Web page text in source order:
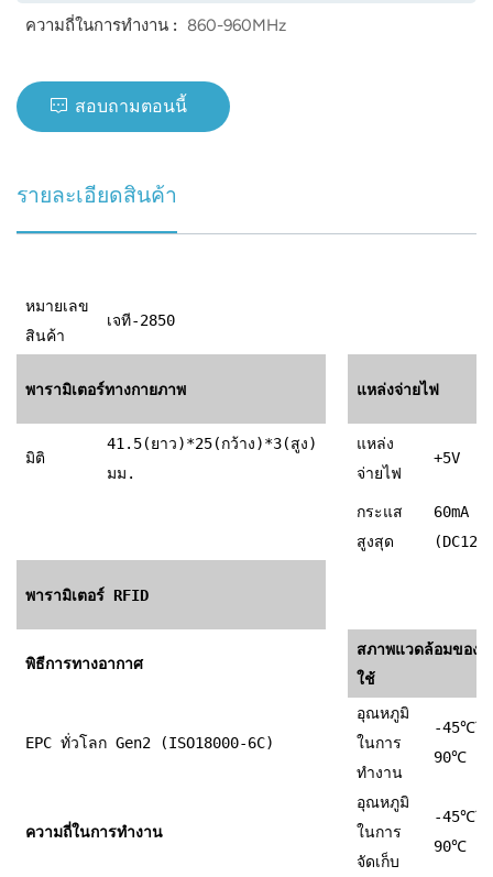
ความถี่ในการทำงาน : 860-960MHz
สอบถามตอนนี้
รายละเอียดสินค้า
หมายเลข
สินค้า
เจที-2850
พารามิเตอร์ทางกายภาพ แหล่งจ่ายไฟ
มิติ
41.5(ยาว)*25(กว้าง)*3(สูง)
มม.
แหล่ง
จ่ายไฟ
+5V
กระแส
สูงสุด
60mA
พารามิเตอร์ RFID
พิธีการทางอากาศ
สภาพแวดล้อมของผู้
ใช้
EPC ทั่วโลก Gen2 (ISO18000-6C)
อุณหภูมิ
ในการ
ทำงาน
-45℃ถึง
90℃
ความถี่ในการทำงาน
อุณหภูมิ
ในการ
จัดเก็บ
-45℃ถึง
90℃